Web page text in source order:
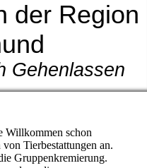
der Region
Gehenlassen
Willkommen schon
Tierbestattungen an.
Gruppenkremierung.